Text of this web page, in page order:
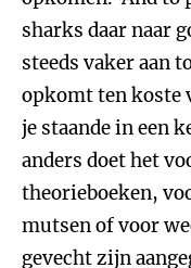
sharks daar naar
steeds vaker aan
opkomt ten koste
je staande in een
anders doet het
theorieboeken,
mutsen of voor
gevecht zijn